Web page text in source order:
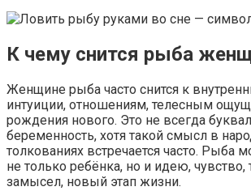
К чему снится рыба
Женщине рыба часто снится к
интуиции, отношениям, телесным
рождения нового. Это не всегда
беременность, хотя такой смысл в
толкованиях встречается часто. Рыба
не только ребёнка, но и идею, чувство,
замысел, новый этап жизни.